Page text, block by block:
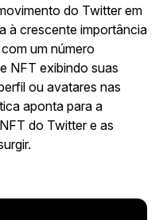
do Twitter em
à crescente importância
um número
NFT exibindo suas
ou avatares nas
aponta para a
do Twitter e as